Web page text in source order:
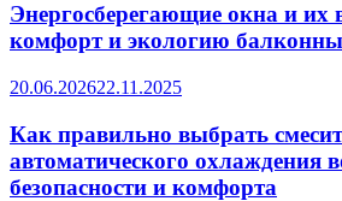
Энергосберегающие окна и их
комфорт и экологию
20.06.202622.11.2025
Как правильно выбрать
автоматического охлаждения
безопасности и комфорта